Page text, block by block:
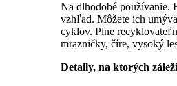
Na dlhodobé používanie.
vzhľad. Môžete ich
cyklov. Plne
mrazničky, číre, vysoký
Detaily, na ktorých